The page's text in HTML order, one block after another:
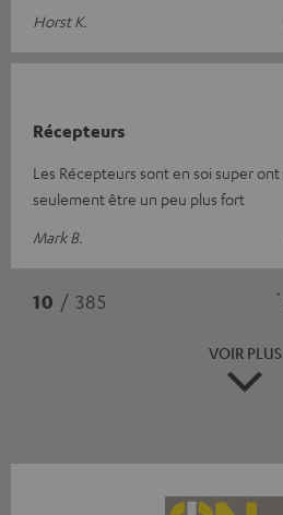
Horst K.
Récepteurs
Les Récepteurs sont en soi super
seulement être un peu plus fort
Mark B.
10 / 385 *
VOIR PLUS